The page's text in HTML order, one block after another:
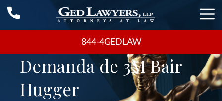
844-4GEDLAW
Demanda de 3M Bair
Hugger